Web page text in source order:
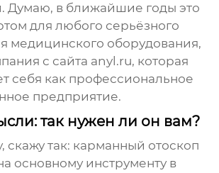
Думаю, в ближайшие годы это
для любого серьёзного
медицинского оборудования,
с сайта anyl.ru, которая
себя как профессиональное
предприятие.
так нужен ли он вам?
скажу так: карманный отоскоп
основному инструменту в